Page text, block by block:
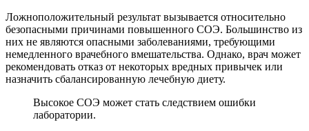
Ложноположительный результат вызывается относительно
безопасными причинами повышенного СОЭ. Большинство из
них не являются опасными заболеваниями, требующими
немедленного врачебного вмешательства. Однако, врач может
рекомендовать отказ от некоторых вредных привычек или
назначить сбалансированную лечебную диету.
Высокое СОЭ может стать следствием ошибки
лаборатории.